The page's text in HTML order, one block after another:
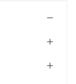


